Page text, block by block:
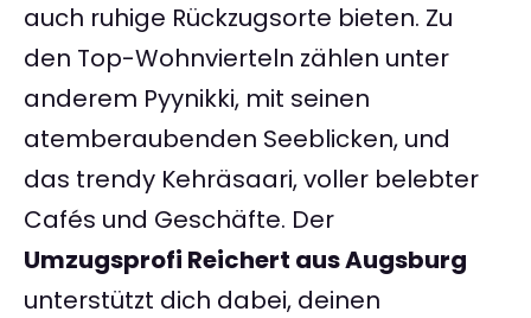
auch ruhige Rückzugsorte bieten. Zu
den Top-Wohnvierteln zählen unter
anderem Pyynikki, mit seinen
atemberaubenden Seeblicken, und
das trendy Kehräsaari, voller belebter
Cafés und Geschäfte. Der
Umzugsprofi Reichert aus Augsburg
unterstützt dich dabei, deinen